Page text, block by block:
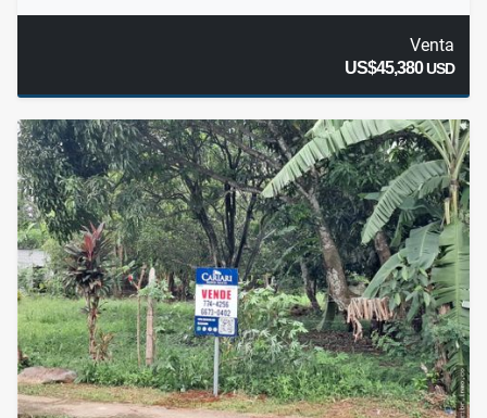
Venta
US$45,380USD